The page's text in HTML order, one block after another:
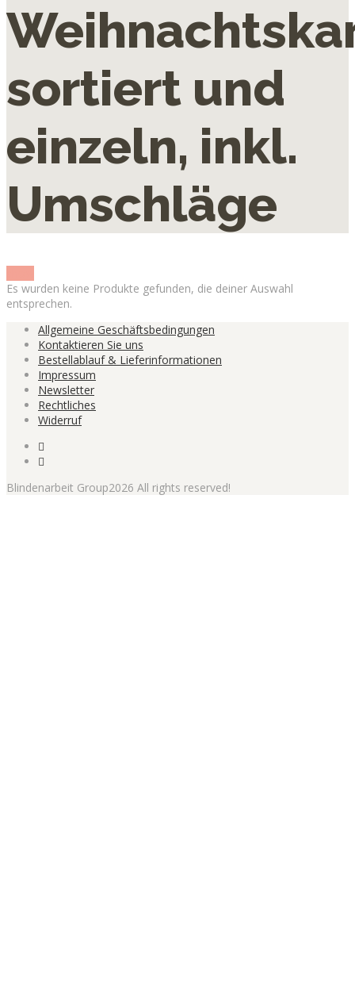
sortiert und
einzeln, inkl.
Umschläge
Es wurden keine Produkte gefunden, die deiner Auswahl
entsprechen.
Allgemeine Geschäftsbedingungen
Kontaktieren Sie uns
Bestellablauf & Lieferinformationen
Impressum
Newsletter
Rechtliches
Widerruf
Blindenarbeit Group2026 All rights reserved!